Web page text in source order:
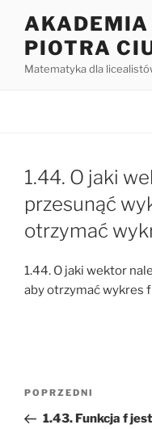
treściPIOTRA
Matematyka dla
1.44. O jaki
przesunąć
otrzymać
1.44. O jaki wektor
aby otrzymać wykres
Nawigacja
Poprzedni
wpis
POPRZEDNI
1.43. Funkcja f